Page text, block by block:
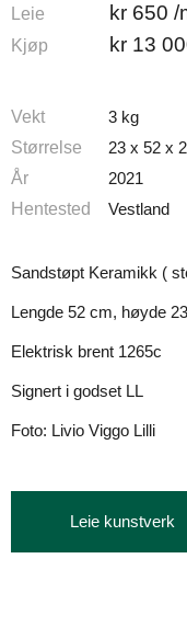
Leie kr 650 /
Kjøp kr 13
Vekt
3 kg
Størrelse
23 x 52 x
År
2021
Hentested
Vestland
Sandstøpt Keramikk (
Lengde 52 cm, høyde
Elektrisk brent 1265c
Signert i godset LL
Foto: Livio Viggo Lilli
Leie kunstverk